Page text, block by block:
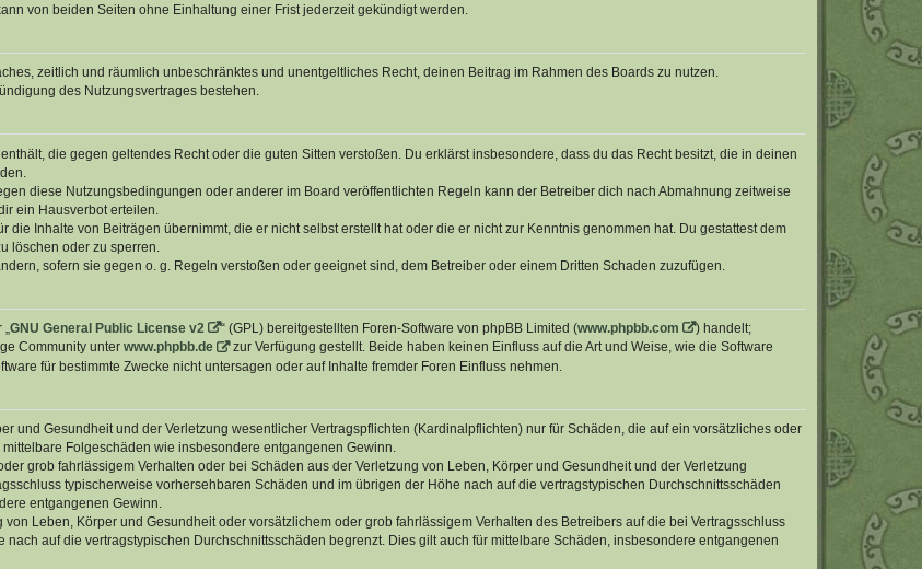
von beiden Seiten ohne Einhaltung einer Frist jederzeit gekündigt werden.
zeitlich und räumlich unbeschränktes und unentgeltliches Recht, deinen Beitrag im Rahmen des Boards zu nutzen.
des Nutzungsvertrages bestehen.
die gegen geltendes Recht oder die guten Sitten verstoßen. Du erklärst insbesondere, dass du das Recht besitzt, die in deinen
diese Nutzungsbedingungen oder anderer im Board veröffentlichten Regeln kann der Betreiber dich nach Abmahnung zeitweise
ein Hausverbot erteilen.
die Inhalte von Beiträgen übernimmt, die er nicht selbst erstellt hat oder die er nicht zur Kenntnis genommen hat. Du gestattest dem
löschen oder zu sperren.
sofern sie gegen o. g. Regeln verstoßen oder geeignet sind, dem Betreiber oder einem Dritten Schaden zuzufügen.
„GNU General Public License v2 “ (GPL) bereitgestellten Foren-Software von phpBB Limited (www.phpbb.com
) handelt;
Community unter www.phpbb.de
zur Verfügung gestellt. Beide haben keinen Einfluss auf die Art und Weise, wie die Software
für bestimmte Zwecke nicht untersagen oder auf Inhalte fremder Foren Einfluss nehmen.
und Gesundheit und der Verletzung wesentlicher Vertragspflichten (Kardinalpflichten) nur für Schäden, die auf ein vorsätzliches oder
Folgeschäden wie insbesondere entgangenen Gewinn.
grob fahrlässigem Verhalten oder bei Schäden aus der Verletzung von Leben, Körper und Gesundheit und der Verletzung
typischerweise vorhersehbaren Schäden und im übrigen der Höhe nach auf die vertragstypischen Durchschnittsschäden
entgangenen Gewinn.
Leben, Körper und Gesundheit oder vorsätzlichem oder grob fahrlässigem Verhalten des Betreibers auf die bei Vertragsschluss
auf die vertragstypischen Durchschnittsschäden begrenzt. Dies gilt auch für mittelbare Schäden, insbesondere entgangenen